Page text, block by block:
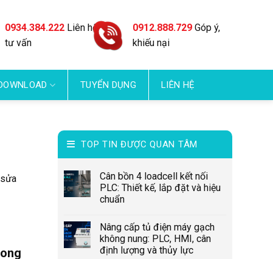
0934.384.222 Liên hệ
tư vấn
0912.888.729 Góp ý,
khiếu nại
TUYỂN DỤNG LIÊN HỆ
TOP TIN ĐƯỢC QUAN TÂM
Cân bồn 4 loadcell kết nối
PLC: Thiết kế, lắp đặt và hiệu
chuẩn
Nâng cấp tủ điện máy gạch
không nung: PLC, HMI, cân
định lượng và thủy lực